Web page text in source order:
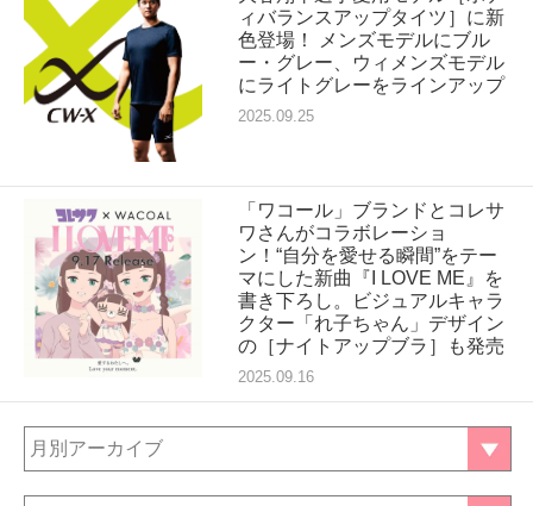
ィバランスアップタイツ］に新
色登場！ メンズモデルにブル
ー・グレー、ウィメンズモデル
にライトグレーをラインアップ
2025.09.25
「ワコール」ブランドとコレサ
ワさんがコラボレーショ
ン！“自分を愛せる瞬間”をテー
マにした新曲『I LOVE ME』を
書き下ろし。ビジュアルキャラ
クター「れ子ちゃん」デザイン
の［ナイトアップブラ］も発売
2025.09.16
月別アーカイブ